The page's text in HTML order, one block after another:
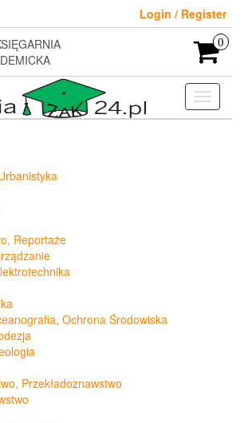
Login / Register
0
Toggle
Reportaże
Ochrona Środowiska
Przekładoznawstwo